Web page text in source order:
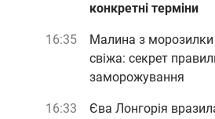
конкретні терміни
16:35
Малина з морозилки
свіжа: секрет
заморожування
16:33
Єва Лонгорія